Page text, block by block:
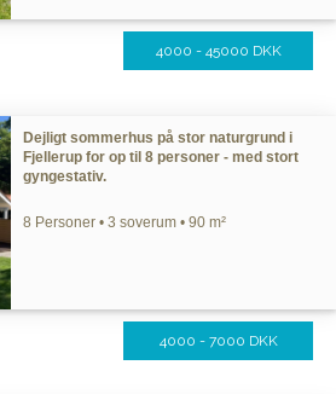
4000 - 45000 DKK
Dejligt sommerhus på stor naturgrund i
Fjellerup for op til 8 personer - med stort
gyngestativ.
8 Personer • 3 soverum • 90 m²
4000 - 7000 DKK